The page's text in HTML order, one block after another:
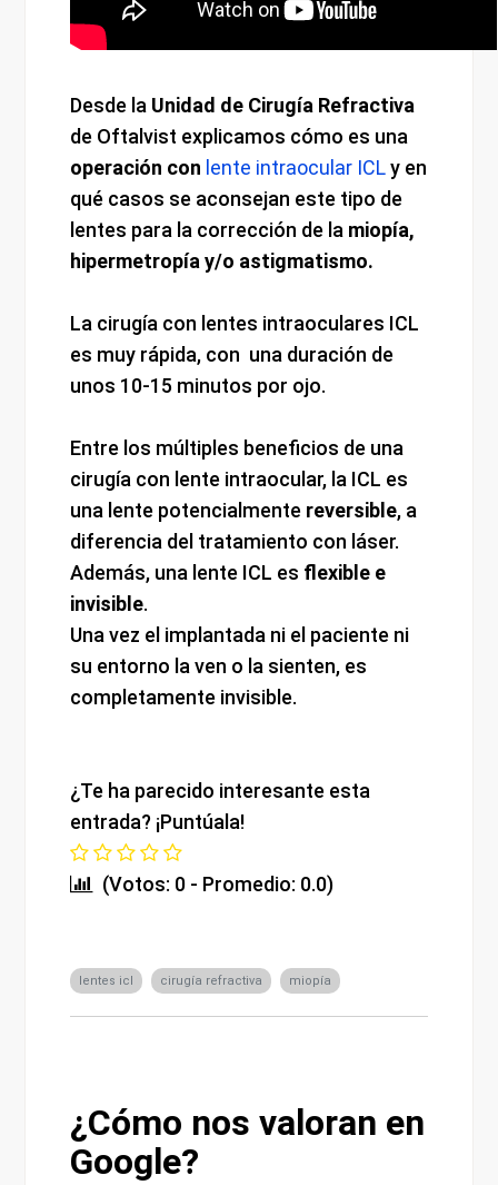
Desde la Unidad de Cirugía Refractiva
de Oftalvist explicamos cómo es una
operación con lente intraocular ICLy en
qué casos se aconsejan este tipo de
lentes para la corrección de la miopía,
hipermetropía y/o astigmatismo.
La cirugía con lentes intraoculares ICL
es muy rápida, con una duración de
unos 10-15 minutos por ojo.
Entre los múltiples beneficios de una
cirugía con lente intraocular, la ICL es
una lente potencialmente reversible, a
diferencia del tratamiento con láser.
Además, una lente ICL es flexible e
invisible.
Una vez el implantada ni el paciente ni
su entorno la ven o la sienten, es
completamente invisible.
¿Te ha parecido interesante esta
entrada? ¡Puntúala!
(Votos: 0 - Promedio: 0.0)
lentes icl cirugía refractiva miopía
¿Cómo nos valoran en
Google?